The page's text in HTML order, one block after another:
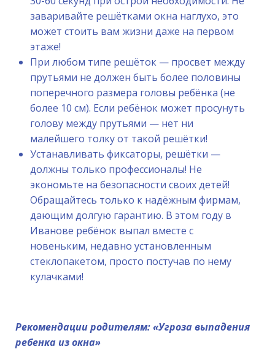
заваривайте решётками окна наглухо, это
может стоить вам жизни даже на первом
этаже!
При любом типе решёток — просвет между
прутьями не должен быть более половины
поперечного размера головы ребёнка (не
более 10 см). Если ребёнок может просунуть
голову между прутьями — нет ни
малейшего толку от такой решётки!
Устанавливать фиксаторы, решётки —
должны только профессионалы! Не
экономьте на безопасности своих детей!
Обращайтесь только к надёжным фирмам,
дающим долгую гарантию. В этом году в
Иванове ребёнок выпал вместе с
новеньким, недавно установленным
стеклопакетом, просто постучав по нему
кулачками!
Рекомендации родителям: «Угроза выпадения
ребенка из окна»